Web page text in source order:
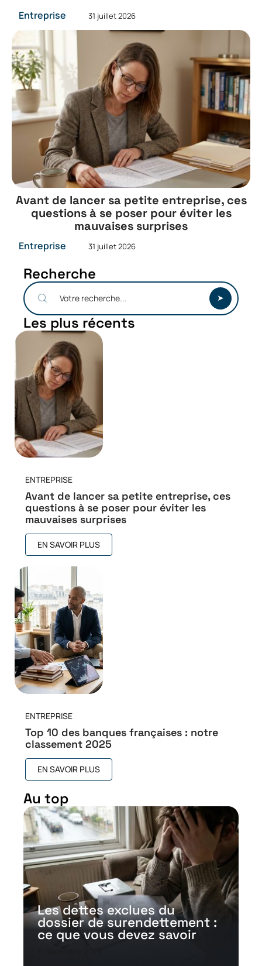
Entreprise 31 juillet 2026
Avant de lancer sa petite entreprise, ces
questions à se poser pour éviter les
mauvaises surprises
Entreprise 31 juillet 2026
Recherche
Les plus récents
ENTREPRISE
Avant de lancer sa petite entreprise, ces
questions à se poser pour éviter les
mauvaises surprises
EN SAVOIR PLUS
ENTREPRISE
Top 10 des banques françaises : notre
classement 2025
EN SAVOIR PLUS
Au top
Les dettes exclues du
dossier de surendettement :
ce que vous devez savoir